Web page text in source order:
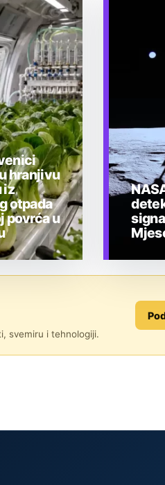
hranjivu
iz
otpada
povrća u
svemiru i tehnologiji.